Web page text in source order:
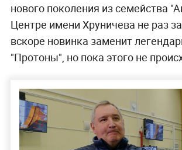
нового поколения из семейства
Центре имени Хруничева не раз
вскоре новинка заменит
"Протоны", но пока этого не